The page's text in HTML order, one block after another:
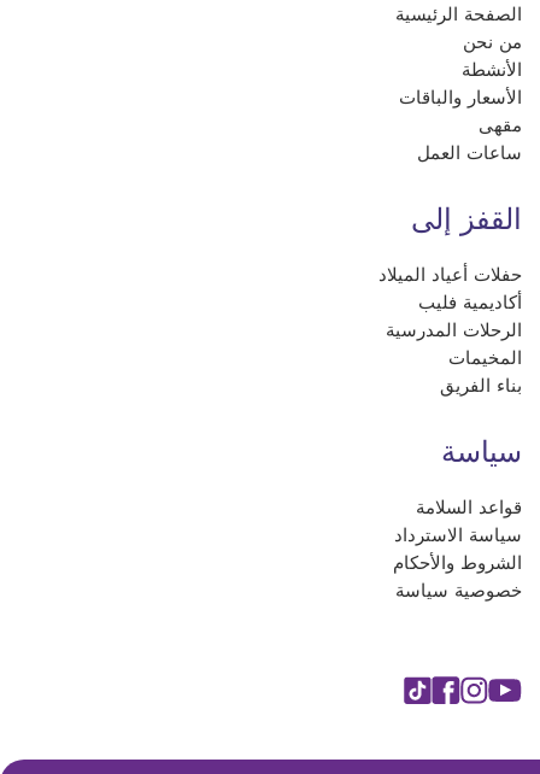
الصفحة الرئيسية
من نحن
الأنشطة
الأسعار والباقات
مقهى
ساعات العمل
القفز إلى
حفلات أعياد الميلاد
أكاديمية فليب
الرحلات المدرسية
المخيمات
بناء الفريق
سياسة
قواعد السلامة
سياسة الاسترداد
الشروط والأحكام
خصوصية سياسة